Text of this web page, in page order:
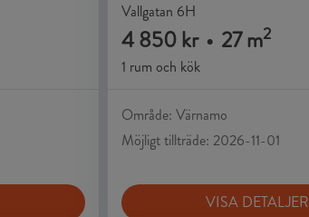
Vallgatan 6H
4 850 kr • 27 m2
1 rum och kök
Område: Värnamo
Möjligt tillträde: 2026-11-01
VISA DETALJER